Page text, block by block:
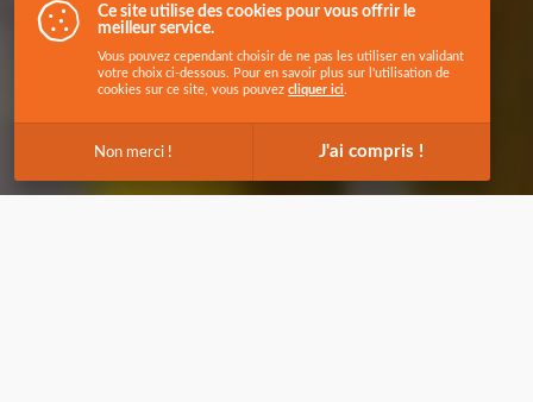
Ce site utilise des cookies pour vous offrir le
meilleur service.
Vous pouvez cependant choisir de ne pas les utiliser en validant
votre choix ci-dessous. Pour en savoir plus sur l'utilisation de
cookies sur ce site, vous pouvezcliquer ici
Non merci ! J'ai compris !